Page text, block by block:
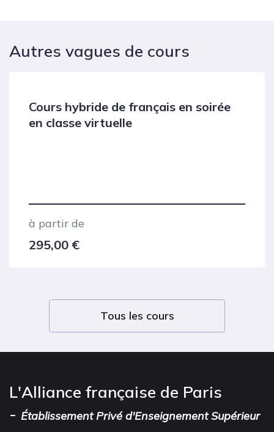
Autres vagues de cours
Cours hybride de français en soirée
en classe virtuelle
à partir de
295,00 €
Tous les cours
L'Alliance française de Paris
- Établissement Privé d'Enseignement Supérieur